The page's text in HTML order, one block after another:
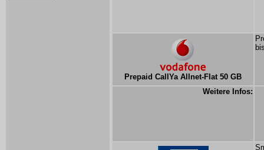
Prepaid CallYa Allnet-Flat 50 GB
Weitere Infos: